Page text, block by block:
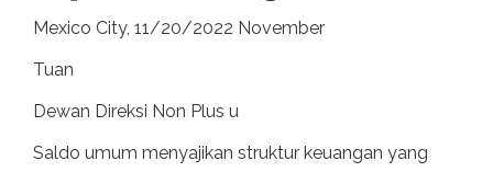
Mexico City, 11/20/2022 November
Tuan
Dewan Direksi Non Plus u
Saldo umum menyajikan struktur keuangan yang